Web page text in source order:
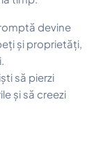
devine
și proprietăți,
să pierzi
și să creezi